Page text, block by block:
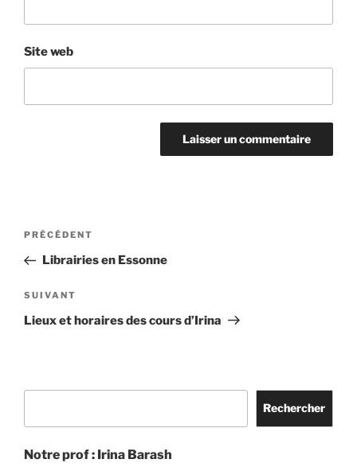
Site web
Navigation
l’article
Article
précédent
PRÉCÉDENT
Librairies en Essonne
Article
suivant
SUIVANT
Lieux et horaires des cours d’Irina
Rechercher
Notre prof : Irina Barash